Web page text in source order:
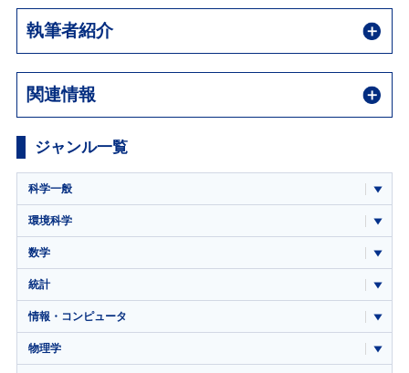
執筆者紹介
関連情報
ジャンル一覧
科学一般
環境科学
数学
統計
情報・コンピュータ
物理学